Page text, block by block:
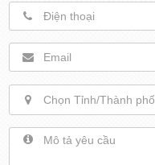
Chọn Tỉnh/Thành phố